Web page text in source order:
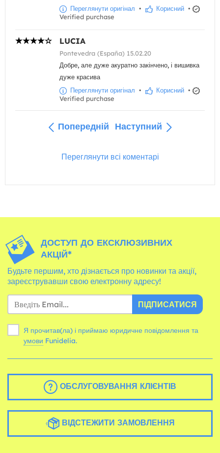
Переглянути оригінал • Корисний •
Verified purchase
LUCIA
Pontevedra (España) 15.02.20
Добре, але дуже акуратно закінчено, і вишивка
дуже красива
Переглянути оригінал • Корисний •
Verified purchase
Попередній Наступний
Переглянути всі коментарі
ДОСТУП ДО ЕКСКЛЮЗИВНИХ
АКЦІЙ*
Будьте першим, хто дізнається про новинки та акції,
зареєструвавши свою електронну адресу!
ПІДПИСАТИСЯ
Я прочитав(ла) і приймаю юридичне повідомлення та
умови Funidelia.
ОБСЛУГОВУВАННЯ КЛІЄНТІВ
ВІДСТЕЖИТИ ЗАМОВЛЕННЯ